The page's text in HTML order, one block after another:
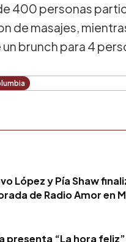
400 personas
de masajes,
brunch para 4
López y Pía Shaw
de Radio Amor en
presenta “La hora